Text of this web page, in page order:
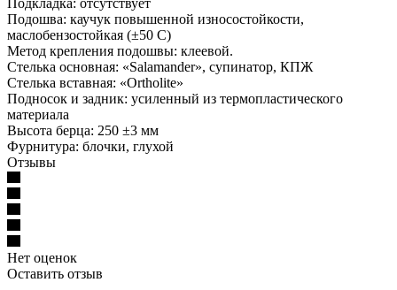
Подошва: каучук повышенной износостойкости,
маслобензостойкая (±50 С)
Метод крепления подошвы: клеевой.
Стелька основная: «Salamander», супинатор, КПЖ
Стелька вставная: «Ortholite»
Подносок и задник: усиленный из термопластического
материала
Высота берца: 250 ±3 мм
Фурнитура: блочки, глухой
Отзывы
Нет оценок
Оставить отзыв